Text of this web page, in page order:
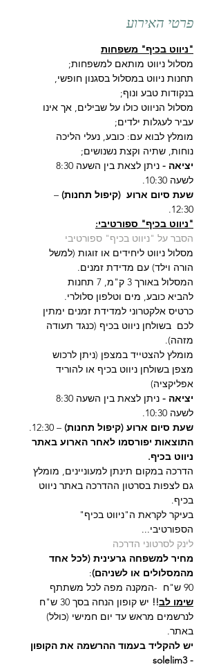
פרטי האירוע
"ניווט בכיף" משפחות
מסלול ניווט מותאם למשפחות;
תחנות ניווט במסלול בסגנון חופשי,
בנקודות טבע ונוף;
מסלול הניווט כולו על שבילים, אך אינו
עביר לעגלות ילדים;
מומלץ לבוא עם: כובע, נעלי הליכה
נוחות, שתיה וקצת נשנושים;
יציאה -
לשעה 10:30.
שעת סיום ארוע  (קיפול תחנות) –
12:30.
"ניווט בכיף" ספורטיבי:
הסבר על "ניווט בכיף" ספורטיבי
מסלול ניווט ליחידים או זוגות (למשל
הורה וילד) עם מדידת זמנים.
המסלול באורך 3 ק"מ, 7 תחנות
להביא כובע, מים וטלפון סלולרי.
כרטיס אלקטרוני למדידת זמנים ימתין
לכם  בשולחן ניווט בכיף (כנגד תעודה
מזהה).
מומלץ להצטייד במצפן (ניתן לרכוש
מצפן בשולחן ניווט בכיף או להוריד
אפליקציה)
יציאה -
לשעה 10:30.
שעת סיום ארוע (קיפול תחנות) – 12:30.
התוצאות יפורסמו לאחר הארוע באתר
ניווט בכיף.
הדרכה במקום תינתן למעוניינים, מומלץ
גם לצפות בסרטון ההדרכה באתר ניווט
בכיף.
בעיקר לקראת ה"ניווט בכיף"
הספורטיבי...
לינק לסרטוני הדרכה
מחיר למשפחה גרעינית (לכל אחד
מהמסלולים או לשניהם):
90 ש"ח  -המקנה מפה לכל משתתף
שימו לב!!
יש קופון הנחה בסך 30 ש"ח
לנרשמים מראש עד יום חמישי (כולל)
באתר.
יש להקליד בעמוד ההרשמה את הקופון
- solelim3